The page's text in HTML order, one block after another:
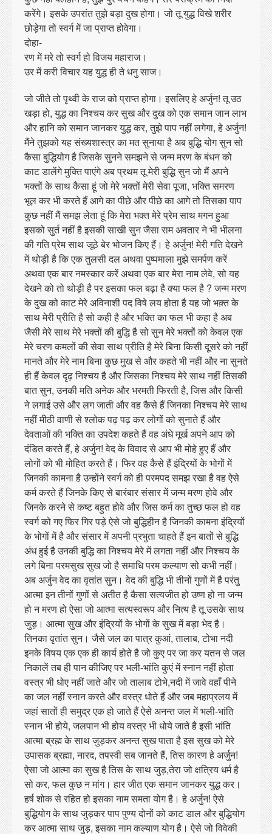
करेंगे। इसके उपरांत तुझे बड़ा दुख होगा। जो तू युद्ध विखे शरीर
छोड़ेगा तो स्वर्ग में जा प्राप्त होवेगा।
दोहा-
रण में मरे तो स्वर्ग हो विजय महाराज।
उर में करी विचार यह युद्ध ही ते धनु साज।
जो जीते तो पृथ्वी के राज को प्राप्त होगा। इसलिए हे अर्जुन! तू उठ
खड़ा हो, युद्ध का निश्चय कर सुख और दुख को एक समान जान लाभ
और हानि को समान जानकर युद्ध कर, तुझे पाप नहीं लगेगा, हे अर्जुन!
मैंने तुझको यह संख्यशास्त्र का मत सुनाया है अब बुद्धि योग सुन सो
कैसा बुद्धियोग है जिसके सुनने समझने से जन्म मरण के बंधन को
काट डालेंगे मुक्ति पाएंगे अब प्रथम तू मेरी बुद्धि सुन जो मैं अपने
भक्तों के साथ कैसा हूं जो मेरे भक्तों मेरी सेवा पूजा, भक्ति समरण
भूल कर भी करते हैं आगे का पीछे और पीछे का आगे तो तिसका पाप
कुछ नहीं मैं समझ लेता हूं कि मेरा भक्त मेरे प्रेम साथ मगन हुआ
इसको सुर्त नहीं है इसकी साखी सुन जैसा राम अवतार ने भी भीलना
की गति प्रेम साथ जूठे बेर भोजन किए हैं। हे अर्जुन! मेरी गति देखने
में थोड़ी है कि एक तुलसी दल अथवा पुष्पमाला मुझे समर्पण करें
अथवा एक बार नमस्कार करें अथवा एक बार मेरा नाम लेवे, सो यह
देखने को तो थोड़ी है पर इसका फल बढ़ा है क्या फल है ? जन्म मरण
के दुख को काट मेरे अविनाशी पद विषे लय होता है यह जो भक़्त के
साथ मेरी प्रीति है सो कही है और भक्ति का फल भी कहा है अब
जैसी मेरे साथ मेरे भक्तों की बुद्धि है सो सुन मेरे भक्तों को केवल एक
मेरे चरण कमलों की सेवा साथ प्रीति है मेरे बिना किसी दूसरे को नहीं
मानते और मेरे नाम बिना कुछ मुख से और कहते भी नहीं और ना सुनते
ही हैं केवल दृढ़ निश्चय है और जिसका निश्चय मेरे साथ नहीं तिसकी
बात सुन, उनकी मति अनेक और भरमती फिरती है, जिस और किसी
ने लगाई उसे और लग जाती और वह कैसे हैं जिनका निश्चय मेरे साथ
नहीं मीठी वाणी से श्लोक पढ़ पढ़ कर लोगों को सुनाते हैं और
देवताओं की भक्ति का उपदेश कहते हैं वह अंधे मूर्ख अपने आप को
दंडित करते हैं, हे अर्जुन! वेद के विवाद से आप भी मोहे हुए हैं और
लोगों को भी मोहित करते हैं। फिर वह कैसे हैं इंद्रियों के भोगों में
जिनकी कामना है उन्होंने स्वर्ग को ही परमपद समझ रखा है वह ऐसे
कर्म करते हैं जिनके किए से बारंबार संसार में जन्म मरण होवे और
जिनके करने से कष्ट बहुत होवे और जिस कर्म का तुच्छ फल हो वह
स्वर्ग को गए फिर गिर पड़े ऐसे जो बुद्धिहीन है जिनकी कामना इंद्रियों
के भोगों में है और संसार में अपनी प्रभुता चाहते हैं इन बातों से बुद्धि
अंध हुई है उनकी बुद्धि का निश्चय मेरे में लगता नहीं और निश्चय के
लगे बिना परमसुख सुख जो है समाधि परम कल्याण सो कभी नहीं।
अब अर्जुन वेद का वृतांत सुन। वेद की बुद्धि भी तीनों गुणों में है परंतु
आत्मा इन तीनों गुणों से अतीत है कैसा सत्यजीत हो उष्ण हो ना जन्म
हो न मरण हो ऐसा जो आत्मा सत्यस्वरूप और नित्य है तू उसके साथ
जुड़। आत्मा सुख और इंद्रियों के भोगों के सुख में बड़ा भेद है।
तिनका वृतांत सुन। जैसे जल का पात्र कुआं, तालाब, टोभा नदी
इनके विषय एक एक ही कार्य होते है जो कुए पर जा कर यतन से जल
निकालें तब ही पान कीजिए पर भली-भांति कुएं में स्नान नहीं होता
वस्त्र भी धोए नहीं जाते और जो तालाब टोभे,नदी में जावे वहाँ पीने
का जल नहीं स्नान करते और वस्त्र धोते हैं और जब महाप्रलय में
जहां सातों ही समुद्र एक हो जाते हैं ऐसे अनन्त जल में भली-भांति
स्नान भी होये, जलपान भी होय वस्त्र भी धोये जाते है इसी भांति
आत्मा ब्रह्म के साथ जुड़कर अनन्त सुख पाता है इस सुख को मेरे
उपासक ब्रह्मा, नारद, तपस्वी सब जानते हैं, तिस कारण हे अर्जुन!
ऐसा जो आत्मा का सुख है तिस के साथ जुड़,तेरा जो क्षत्रिय धर्म है
सो कर, फल कुछ न मांग। हार जीत एक समान जानकर युद्ध कर।
हर्ष शोक से रहित हो इसका नाम समता योग है। हे अर्जुन! ऐसे
बुद्धियोग के साथ जुड़कर पाप पुण्य दोनों को काट डाल और बुद्धियोग
कर आत्मा साथ जुड़, इसका नाम कल्याण योग है। ऐसे जो विवेकी